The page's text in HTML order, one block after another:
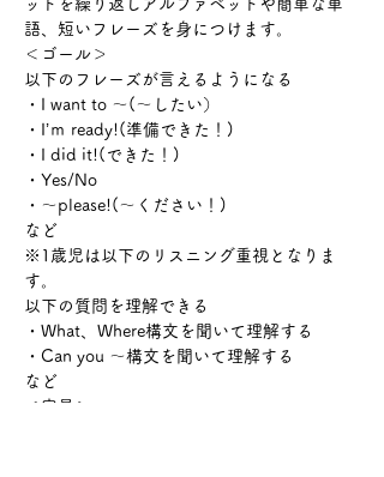
ットを繰り返しアルファベットや簡単な単
語、短いフレーズを身につけます。
＜ゴール＞
以下のフレーズが言えるようになる
・I want to 〜(〜したい）
・I’ｍ ready!(準備できた！)
・I did it!(できた！)
・Yes/No
・〜please!(〜ください！)
など
※1歳児は以下のリスニング重視となりま
す。
以下の質問を理解できる
・What、Where構文を聞いて理解する
・Can you 〜構文を聞いて理解する
など
＜定員＞